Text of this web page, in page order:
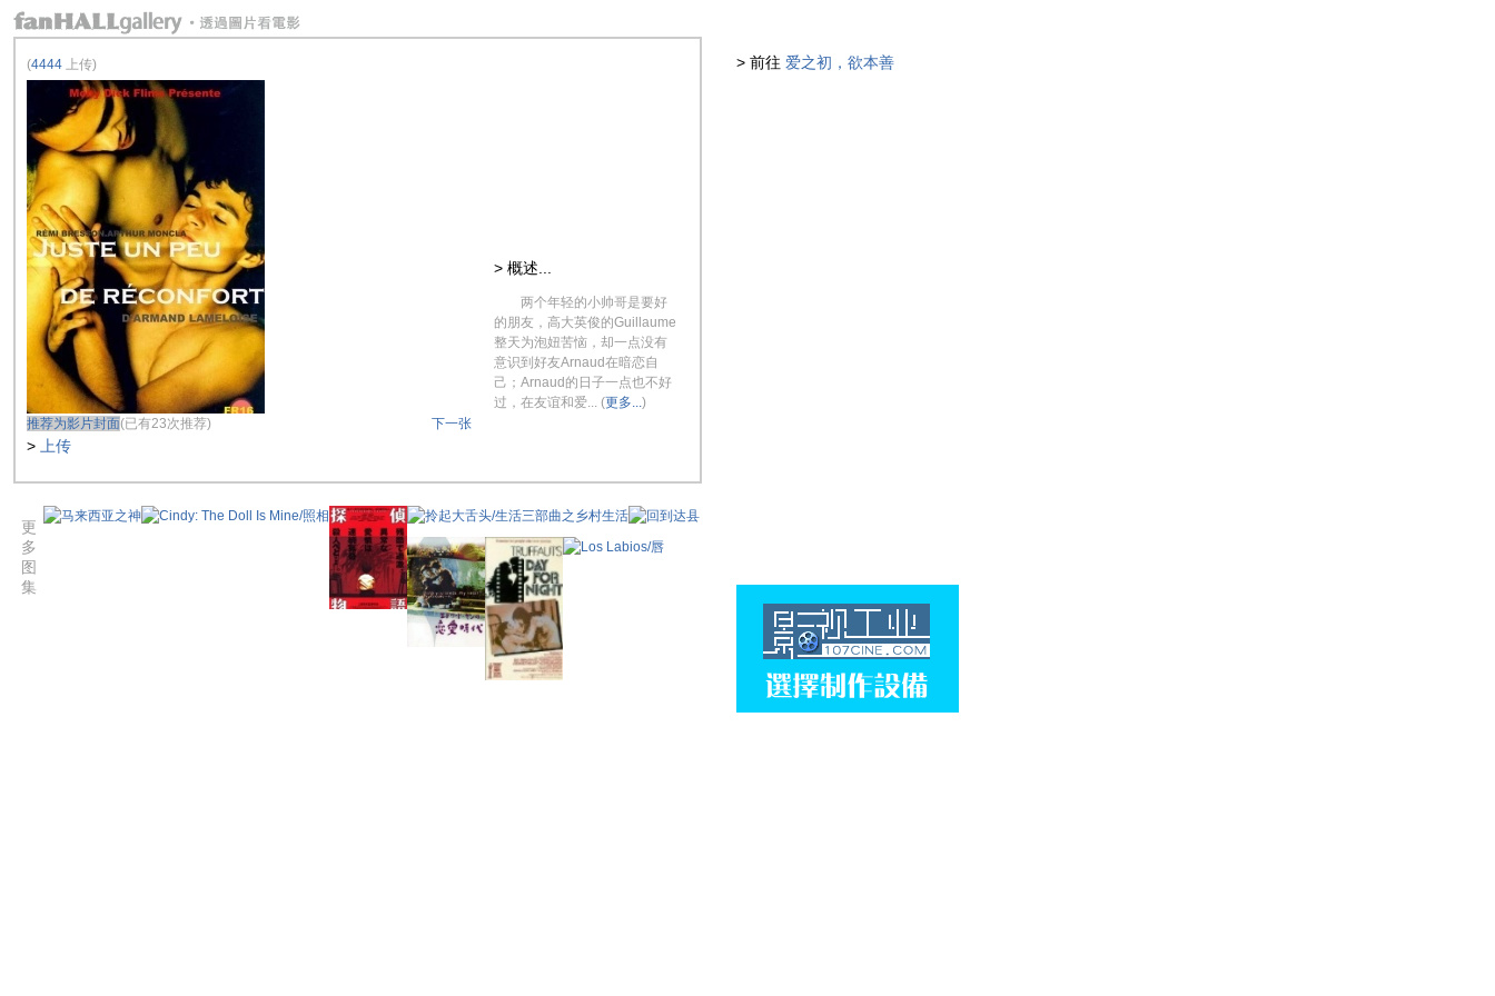
> 前往 爱之初，欲本善
> 概述...
两个年轻的小帅哥是要好
的朋友，高大英俊的Guillaume
整天为泡妞苦恼，却一点没有
意识到好友Arnaud在暗恋自
己；Arnaud的日子一点也不好
过，在友谊和爱... (更多...)
(4444 上传)
推荐为影片封面(已有23次推荐) 下一张
> 上传
更
多
图
集